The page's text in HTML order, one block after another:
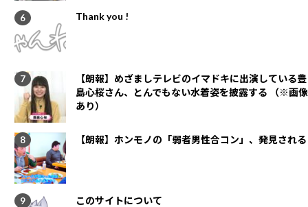
Thank you !
【朗報】めざましテレビのイマドキに出演している豊
島心桜さん、とんでもない水着姿を披露する （※画像
あり）
【朗報】ホンモノの「弱者男性合コン」、発見される
このサイトについて